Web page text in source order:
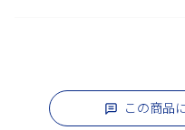
この商品